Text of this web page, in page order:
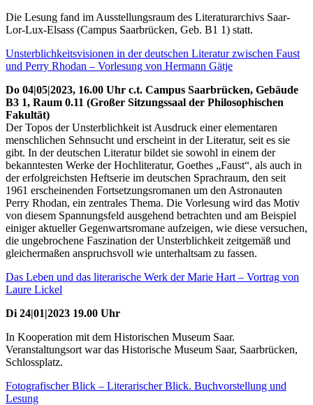
Die Lesung fand im Ausstellungsraum des Literaturarchivs Saar-
Lor-Lux-Elsass (Campus Saarbrücken, Geb. B1 1) statt.
Unsterblichkeitsvisionen in der deutschen Literatur zwischen Faust
und Perry Rhodan – Vorlesung von Hermann Gätje
Do 04|05|2023, 16.00 Uhr c.t. Campus Saarbrücken, Gebäude
B3 1, Raum 0.11 (Großer Sitzungssaal der Philosophischen
Fakultät)
Der Topos der Unsterblichkeit ist Ausdruck einer elementaren
menschlichen Sehnsucht und erscheint in der Literatur, seit es sie
gibt. In der deutschen Literatur bildet sie sowohl in einem der
bekanntesten Werke der Hochliteratur, Goethes „Faust“, als auch in
der erfolgreichsten Heftserie im deutschen Sprachraum, den seit
1961 erscheinenden Fortsetzungsromanen um den Astronauten
Perry Rhodan, ein zentrales Thema. Die Vorlesung wird das Motiv
von diesem Spannungsfeld ausgehend betrachten und am Beispiel
einiger aktueller Gegenwartsromane aufzeigen, wie diese versuchen,
die ungebrochene Faszination der Unsterblichkeit zeitgemäß und
gleichermaßen anspruchsvoll wie unterhaltsam zu fassen.
Das Leben und das literarische Werk der Marie Hart – Vortrag von
Laure Lickel
Di 24|01|2023 19.00 Uhr
In Kooperation mit dem Historischen Museum Saar.
Veranstaltungsort war das Historische Museum Saar, Saarbrücken,
Schlossplatz.
Fotografischer Blick – Literarischer Blick. Buchvorstellung und
Lesung